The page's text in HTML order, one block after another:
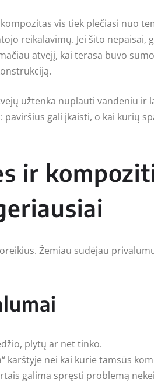
vis tiek plečiasi nuo
reikalavimų. Jei šito nepaisai,
atvejį, kai terasa buvo
užtenka nuplauti vandeniu ir
gali įkaisti, o kai kurių
ir
Žemiau sudėjau
plytų ar net tinko.
karštyje nei kai kurie tamsūs
galima spręsti problemą